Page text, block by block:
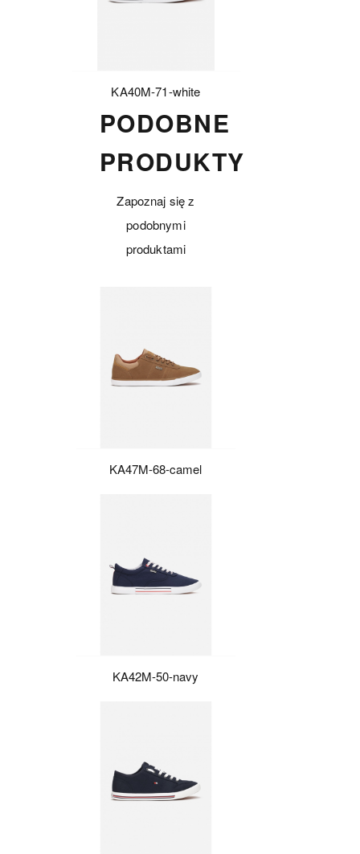
KA40M-71-white
PODOBNE
PRODUKTY
Zapoznaj się z
podobnymi
produktami
KA47M-68-camel
KA42M-50-navy